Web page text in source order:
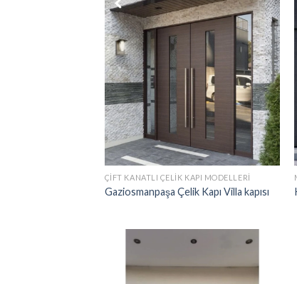
ÇIFT KANATLI ÇELIK KAPI MODELLERI
Gaziosmanpaşa Çelik Kapı Villa kapısı